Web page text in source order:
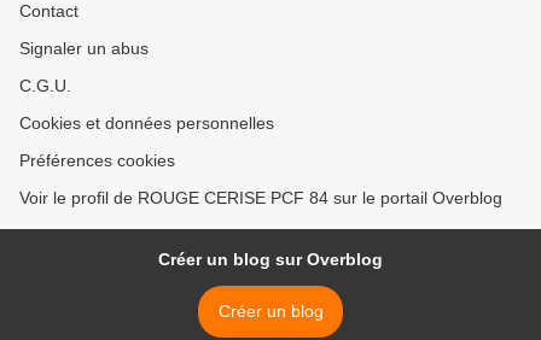
Contact
Signaler un abus
C.G.U.
Cookies et données personnelles
Préférences cookies
Voir le profil de ROUGE CERISE PCF 84 sur le portail Overblog
Créer un blog sur Overblog
Créer un blog